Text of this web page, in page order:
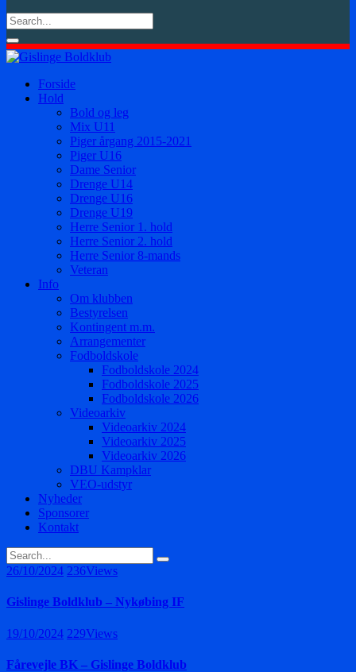
Forside
Hold
Bold og leg
Mix U11
Piger årgang 2015-2021
Piger U16
Dame Senior
Drenge U14
Drenge U16
Drenge U19
Herre Senior 1. hold
Herre Senior 2. hold
Herre Senior 8-mands
Veteran
Info
Om klubben
Bestyrelsen
Kontingent m.m.
Arrangementer
Fodboldskole
Fodboldskole 2024
Fodboldskole 2025
Fodboldskole 2026
Videoarkiv
Videoarkiv 2024
Videoarkiv 2025
Videoarkiv 2026
DBU Kampklar
VEO-udstyr
Nyheder
Sponsorer
Kontakt
26/10/2024 236Views
Gislinge Boldklub – Nykøbing IF
19/10/2024 229Views
Fårevejle BK – Gislinge Boldklub